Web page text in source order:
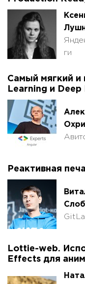
ги
Самый мягкий и
Learning и
Реактивная
Lottie-web.
Effects для